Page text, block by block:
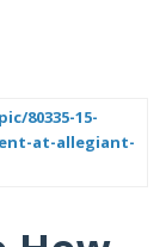
80335-15-
at-allegiant-